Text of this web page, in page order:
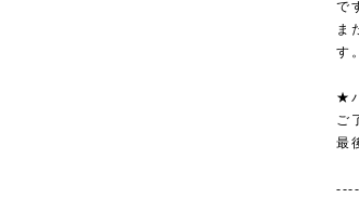
で
ま
す。
★
ご
最